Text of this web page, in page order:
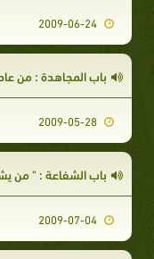
باب المجاهدة : من
باب الشفاعة : " من يشفع